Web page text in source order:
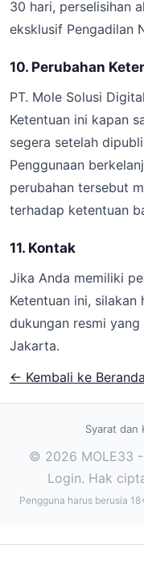
30 hari, perselisihan
eksklusif Pengadilan
10. Perubahan
PT. Mole Solusi
Ketentuan ini kapan
segera setelah
Penggunaan
perubahan tersebut
terhadap ketentuan
11. Kontak
Jika Anda memiliki
Ketentuan ini, silakan
dukungan resmi
Jakarta.
← Kembali ke Beranda
Syarat dan
© 2026 MOLE33 -
Login. Hak
Pengguna harus berusia